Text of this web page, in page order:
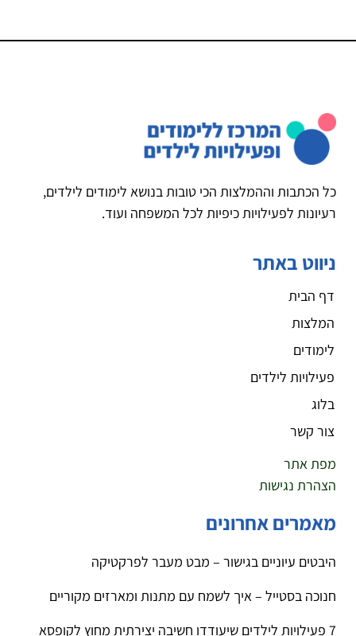
כל הכתבות וההמלצות הכי טובות בנושא לימודים לילדים,
רעיונות לפעילויות כיפיות לכל המשפחה ועוד.
ניווט באתר
דף הבית
המלצות
לימודים
פעילויות לילדים
בלוג
צור קשר
מפת אתר
הצהרת נגישות
מאמרים אחרונים
היבטים עיוניים בגישור – מבט מעבר לפרקטיקה
חנוכה בסטייל – איך לשמח עם מתנות ומארזים מקוריים
7 פעילויות לילדים שיעודדו חשיבה יצירתית מחוץ לקופסא